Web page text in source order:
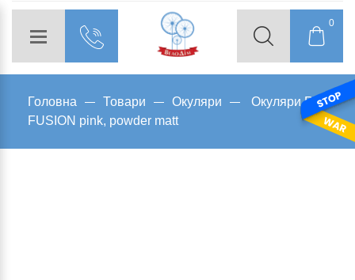
0
Головна Товари Окуляри
Окуляри R2
FUSION pink, powder matt